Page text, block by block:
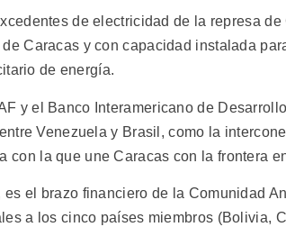
de electricidad de la represa
Caracas y con capacidad instalada
de energía.
y el Banco Interamericano de
Venezuela y Brasil, como la
con la que une Caracas con la frontera
es el brazo financiero de la Comunidad
a los cinco países miembros (Bolivia,